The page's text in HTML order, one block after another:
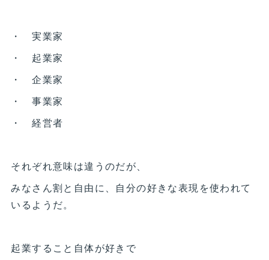
・ 実業家
・ 起業家
・ 企業家
・ 事業家
・ 経営者
それぞれ意味は違うのだが、
みなさん割と自由に、自分の好きな表現を使われて
いるようだ。
起業すること自体が好きで